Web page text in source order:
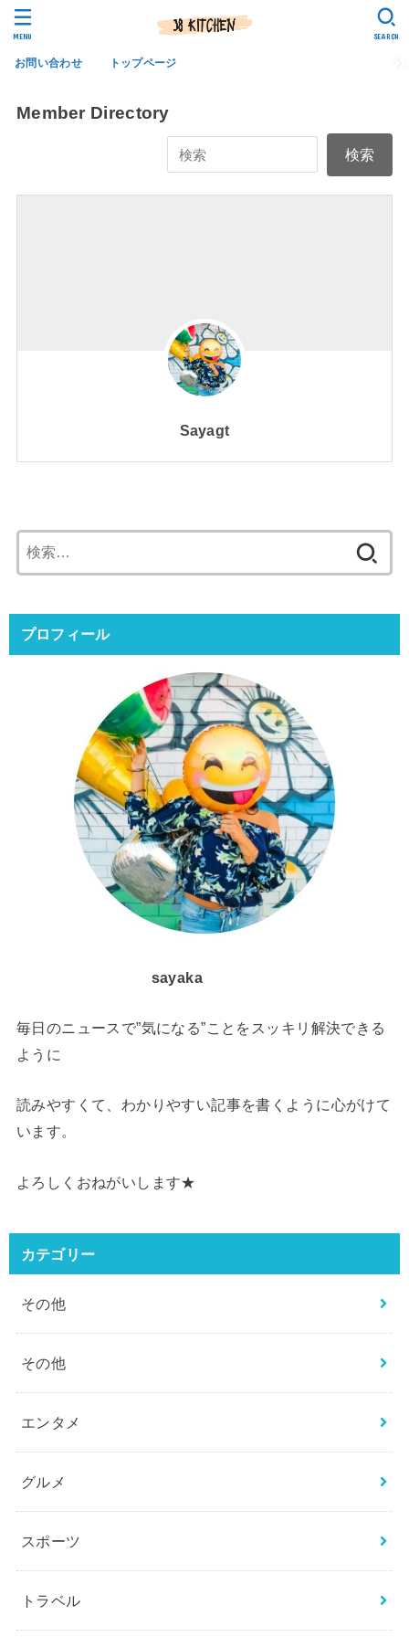
お問い合わせ トップページ
SEARCH
MENU
Member Directory
Sayagt
索:
プロフィール
sayaka
毎日のニュースで”気になる”ことをスッキリ解決できる
ように
読みやすくて、わかりやすい記事を書くように心がけて
います。
よろしくおねがいします★
カテゴリー
その他
その他
エンタメ
グルメ
スポーツ
トラベル